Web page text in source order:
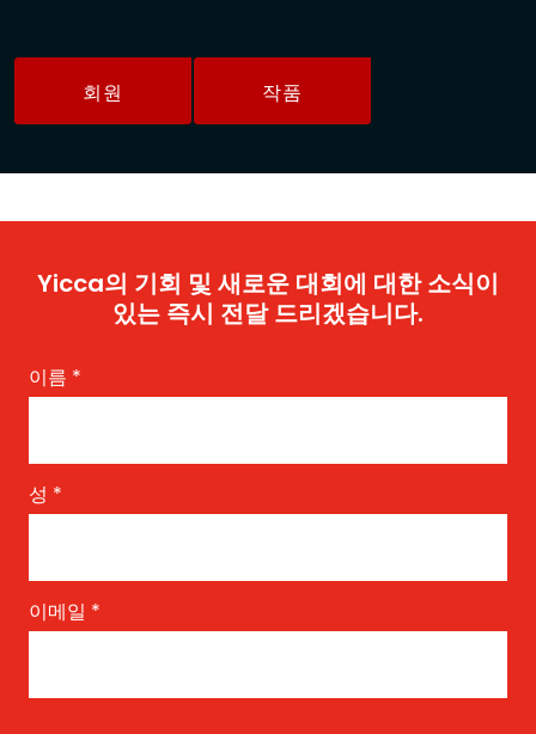
회원 작품
Yicca의 기회 및 새로운 대회에 대한 소식이
있는 즉시 전달 드리겠습니다.
이름 *
성 *
이메일 *